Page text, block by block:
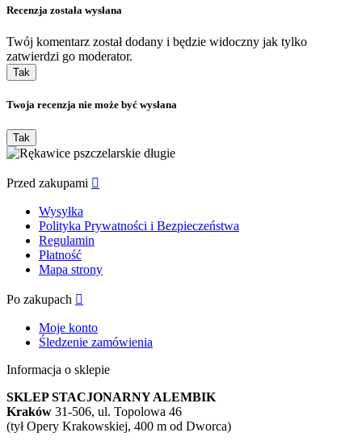
Recenzja została wysłana
Twój komentarz został dodany i będzie widoczny jak tylko
zatwierdzi go moderator.
Tak
Twoja recenzja nie może być wysłana
Tak
Przed zakupami 
Wysyłka
Polityka Prywatności i Bezpieczeństwa
Regulamin
Płatność
Mapa strony
Po zakupach 
Moje konto
Śledzenie zamówienia
Informacja o sklepie
SKLEP STACJONARNY ALEMBIK
Kraków 31-506, ul. Topolowa 46
(tył Opery Krakowskiej, 400 m od Dworca)